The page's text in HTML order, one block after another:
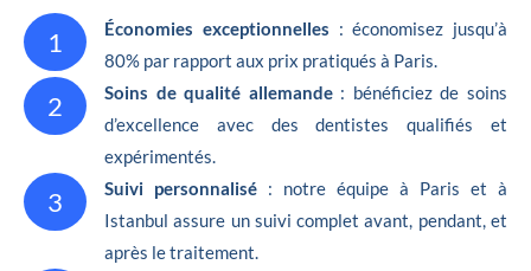
1 Économies exceptionnelles : économisez jusqu’à
80% par rapport aux prix pratiqués à Paris.
2 Soins de qualité allemande: bénéficiez de soins
d’excellence avec des dentistes qualifiés et
expérimentés.
3 Suivi personnalisé : notre équipe à Paris et à
Istanbul assure un suivi complet avant, pendant, et
après le traitement.